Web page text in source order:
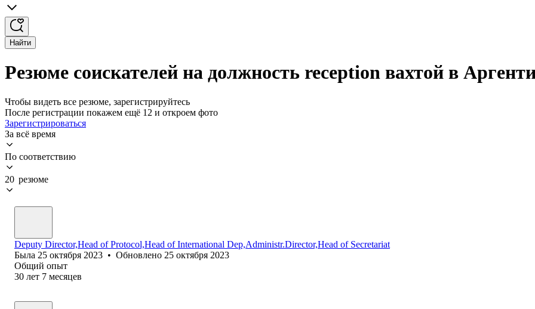
Найти
Резюме соискателей на должность reception вахтой в
Чтобы видеть все резюме, зарегистрируйтесь
После регистрации покажем ещё 12 и откроем фото
Зарегистрироваться
За всё время
По соответствию
20 резюме
Deputy Director,Head of Protocol,Head of International Dep,Administr.Director,Head of Secretariat
Была 25 октября 2023 • Обновлено 25 октября 2023
Общий опыт
30 лет 7 месяцев